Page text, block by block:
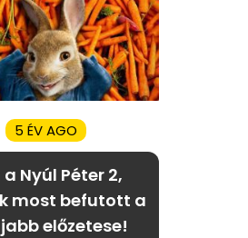
5 ÉV AGO
Nyúl Péter 2,
most befutott a
előzetese!